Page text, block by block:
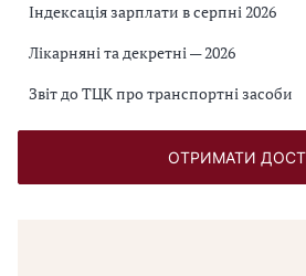
Індексація зарплати в серпні 2026
Лікарняні та декретні — 2026
Звіт до ТЦК про транспортні засоби
ОТРИМАТИ